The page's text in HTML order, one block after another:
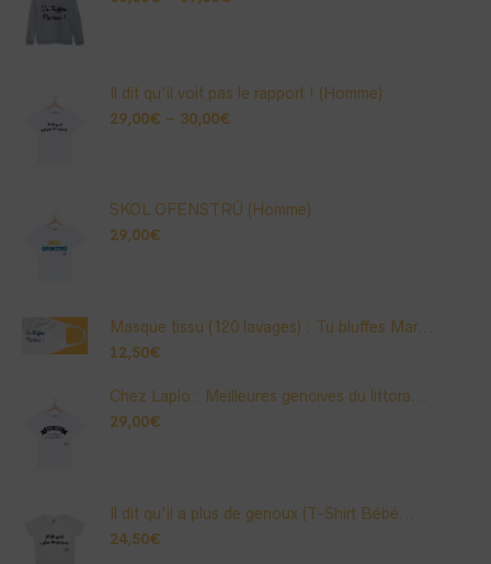
Il dit qu'il voit pas le rapport ! (Homme)
29,00€ – 30,00€
SKOL OFENSTRÜ (Homme)
29,00€
Masque tissu (120 lavages) : Tu bluffes Mar...
12,50€
Chez Laplo : Meilleures gencives du littora...
29,00€
Il dit qu'il a plus de genoux (T-Shirt Bébé...
24,50€